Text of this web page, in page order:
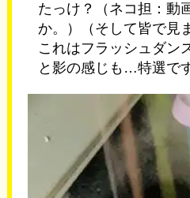
たっけ？（ネコ担：動
か。）（そして皆で見
これはフラッシュダン
と影の感じも…特選で